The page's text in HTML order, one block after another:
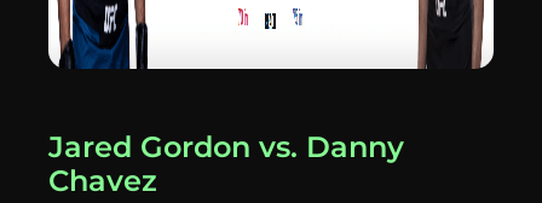
Jared Gordon vs. Danny
Chavez